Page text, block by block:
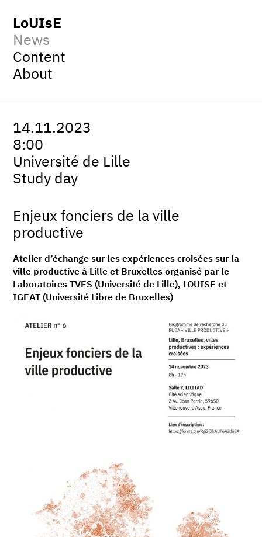
LoUIsE
News
Content
About
14.11.2023
8:00
Université de Lille
Study day
Enjeux fonciers de la ville
productive
Atelier d’échange sur les expériences croisées sur la
ville productive à Lille et Bruxelles organisé par le
Laboratoires TVES (Université de Lille), LOUISE et
IGEAT (Université Libre de Bruxelles)